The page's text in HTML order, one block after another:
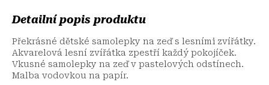
Detailní popis produktu
Překrásné dětské samolepky na zeď s lesními zvířátky.
Akvarelová lesní zvířátka zpestří každý pokojíček.
Vkusné samolepky na zeď v pastelových odstínech.
Malba vodovkou na papír.